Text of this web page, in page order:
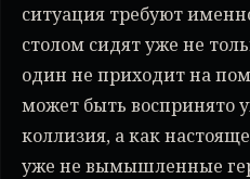
ситуация требуют
столом сидят уже не
один не приходит на
может быть воспринято
коллизия, а как
уже не вымышленные